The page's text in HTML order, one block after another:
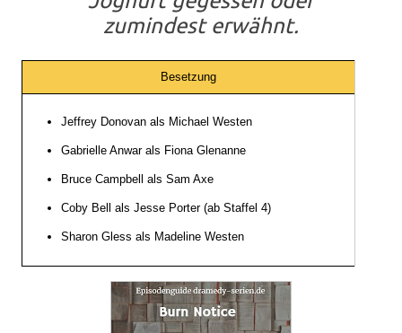
zumindest erwähnt.
Besetzung
Jeffrey Donovan als Michael Westen
Gabrielle Anwar als Fiona Glenanne
Bruce Campbell als Sam Axe
Coby Bell als Jesse Porter (ab Staffel 4)
Sharon Gless als Madeline Westen